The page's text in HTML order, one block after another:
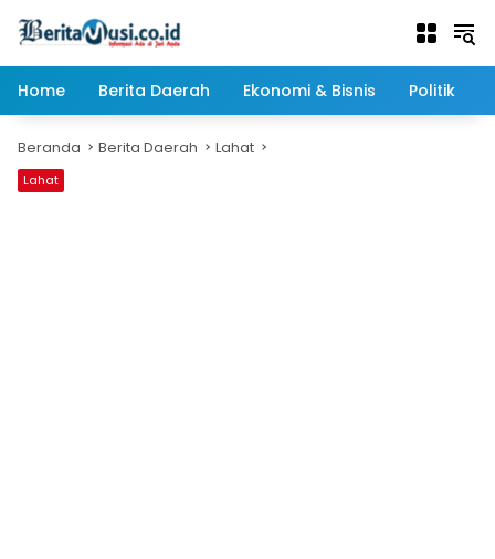
Home
Berita Daerah Ekonomi & Bisnis Politik
Beranda Berita Daerah Lahat
Lahat